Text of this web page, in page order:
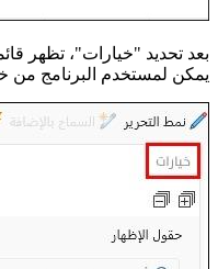
بعد تحديد "خيارات"، تظهر
يمكن لمستخدم البرنامج من